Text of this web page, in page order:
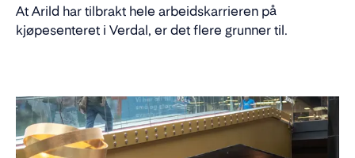
At Arild har tilbrakt hele arbeidskarrieren på
kjøpesenteret i Verdal, er det flere grunner til.